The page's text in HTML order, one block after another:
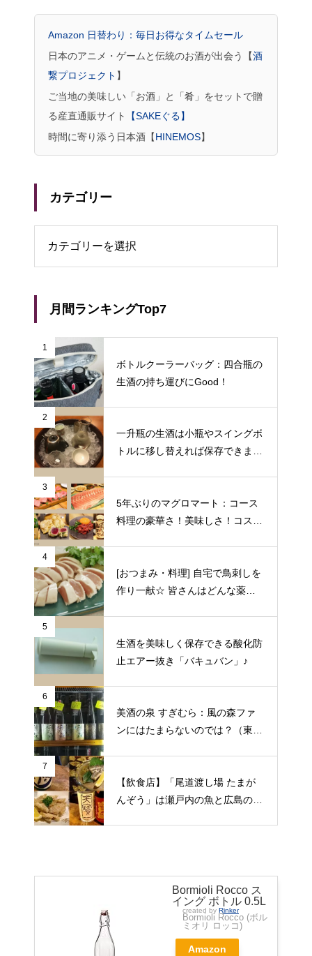
Amazon 日替わり：毎日お得なタイムセール
日本のアニメ・ゲームと伝統のお酒が出会う【酒
繋プロジェクト 】
ご当地の美味しい「お酒」と「肴」をセットで贈
る産直通販サイト
【SAKEぐる】
時間に寄り添う日本酒【HINEMOS】
カテゴリー
月間ランキングTop7
1
ボトルクーラーバッグ：四合瓶の
生酒の持ち運びにGood！
2
一升瓶の生酒は小瓶やスイングボ
トルに移し替えれば保存できます
3
5年ぶりのマグロマート：コース
料理の豪華さ！美味しさ！コスパ
4
[おつまみ・料理] 自宅で鳥刺しを
作り一献☆ 皆さんはどんな薬味
5
生酒を美味しく保存できる酸化防
止エアー抜き「バキュバン」♪
6
美酒の泉 すぎむら：風の森ファ
ンにはたまらないのでは？（東京
7
【飲食店】「尾道渡し場 たまが
んぞう」は瀬戸内の魚と広島の日
Bormioli Rocco ス
イング ボトル 0.5L
created by Rinker
Bormioli Rocco (ボル
ミオリ ロッコ)
Amazon